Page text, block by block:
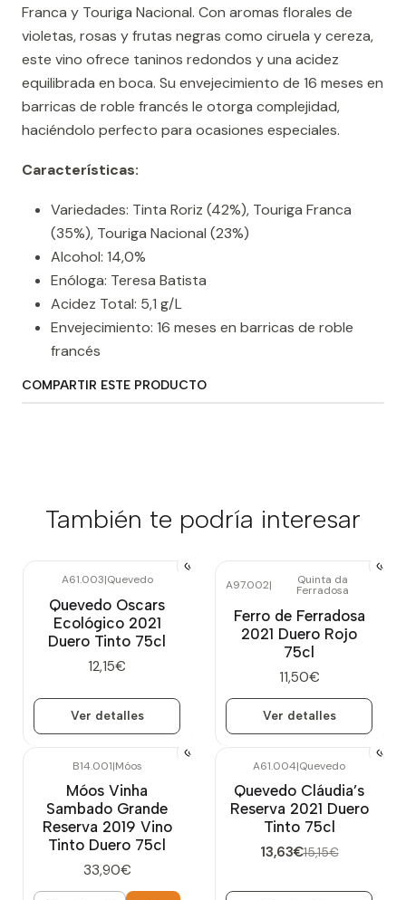
Franca y Touriga Nacional. Con aromas florales de
violetas, rosas y frutas negras como ciruela y cereza,
este vino ofrece taninos redondos y una acidez
equilibrada en boca. Su envejecimiento de 16 meses en
barricas de roble francés le otorga complejidad,
haciéndolo perfecto para ocasiones especiales.
Características:
Variedades: Tinta Roriz (42%), Touriga Franca
(35%), Touriga Nacional (23%)
Alcohol: 14,0%
Enóloga: Teresa Batista
Acidez Total: 5,1 g/L
Envejecimiento: 16 meses en barricas de roble
francés
COMPARTIR ESTE PRODUCTO
También te podría interesar
A61.003|Quevedo
Quevedo Oscars
Ecológico 2021
Duero Tinto 75cl
12,15€
Ver detalles
Agotado
A97.002| Quinta da
Ferradosa
Ferro de Ferradosa
2021 Duero Rojo
75cl
11,50€
Ver detalles
B14.001|Móos
Móos Vinha
Sambado Grande
Reserva 2019 Vino
Tinto Duero 75cl
33,90€
Agotado
A61.004|Quevedo
Quevedo Cláudia’s
Reserva 2021 Duero
Tinto 75cl
13,63€15,15€